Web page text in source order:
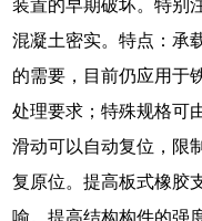
装置的早期破坏。特别
混凝土密实。特点：承
的需要，目前仍应用于
处理要求；特殊规格可
滑动可以自动复位，限
复原位。提高板式橡胶
喻。提高结构构件的强